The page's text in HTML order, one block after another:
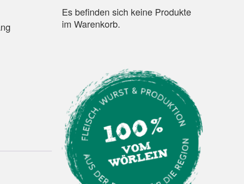
Es befinden sich keine Produkte
im Warenkorb.